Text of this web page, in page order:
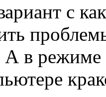
с
А в режиме